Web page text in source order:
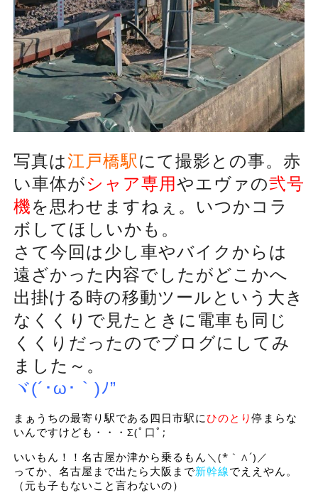
写真は江戸橋駅にて撮影との事。赤
い車体がシャア専用やエヴァの弐号
機を思わせますねぇ。いつかコラ
ボしてほしいかも。
さて今回は少し車やバイクからは
遠ざかった内容でしたがどこかへ
出掛ける時の移動ツールという大き
なくくりで見たときに電車も同じ
くくりだったのでブログにしてみ
ました～。
ヾ(´･ω･｀)ﾉ”
まぁうちの最寄り駅である四日市駅にひのとり停まらな
いんですけども・・・ Σ(ﾟ口ﾟ;
いいもん！！名古屋か津から乗るもん ＼(*｀∧´)／
ってか、名古屋まで出たら大阪まで新幹線でええやん。
（元も子もないこと言わないの）